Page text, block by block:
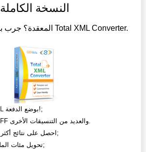
النسخة الكاملة
ملفات XML المعقدة؟ جرب برنامج Total XML Converter.
تحويل ملفات XML بوضع الدفعة!;
من JSON إلى TIFF والعديد من التنسيقات الأخرى.
احصل على نتائج أكثر دقة بمحرك أقوى;
تحويل مئات الملفات في 3 نقرات;